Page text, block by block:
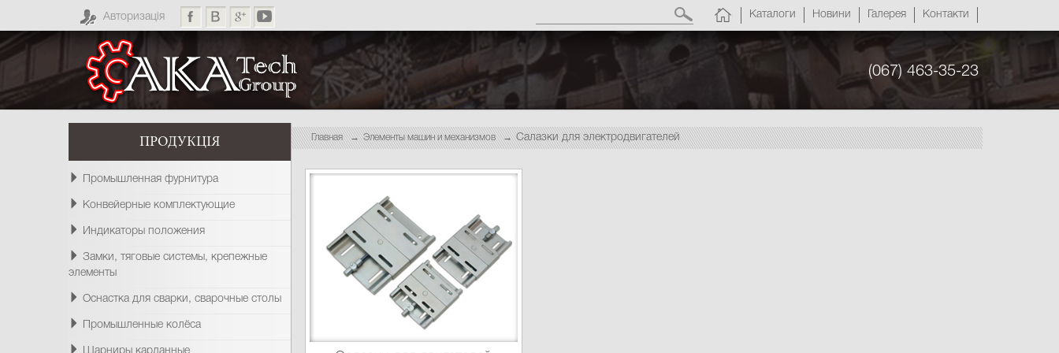
Авторизація Каталоги Новини Галерея Контакти
(067) 463-35-23
ПРОДУКЦІЯ
Промышленная фурнитура
Конвейерные комплектующие
Индикаторы положения
Замки, тяговые системы, крепежные
элементы
Оснастка для сварки, сварочные столы
Промышленные колёса
Главная Элементы машин и механизмов Салазки для электродвигателей